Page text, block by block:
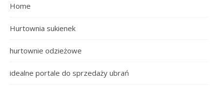
Home
Hurtownia sukienek
hurtownie odzieżowe
idealne portale do sprzedaży ubrań